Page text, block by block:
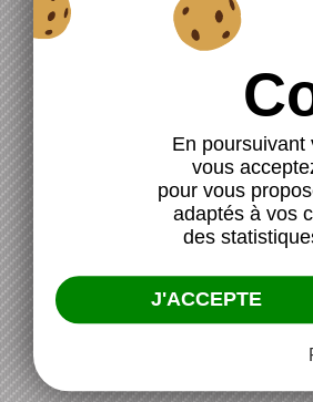
En poursuivant
vous
pour vous
adaptés à vos
des
J'ACCEPTE